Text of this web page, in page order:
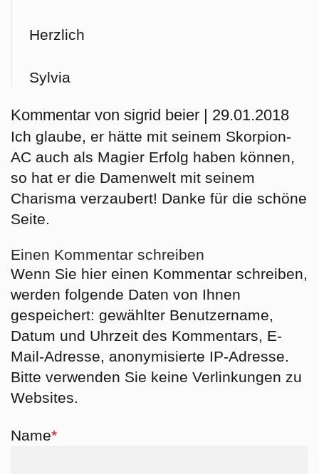
Herzlich
Sylvia
Kommentar von sigrid beier | 29.01.2018
Ich glaube, er hätte mit seinem Skorpion-
AC auch als Magier Erfolg haben können,
so hat er die Damenwelt mit seinem
Charisma verzaubert! Danke für die schöne
Seite.
Einen Kommentar schreiben
Wenn Sie hier einen Kommentar schreiben,
werden folgende Daten von Ihnen
gespeichert: gewählter Benutzername,
Datum und Uhrzeit des Kommentars, E-
Mail-Adresse, anonymisierte IP-Adresse.
Bitte verwenden Sie keine Verlinkungen zu
Websites.
Pflichtfeld
Name*